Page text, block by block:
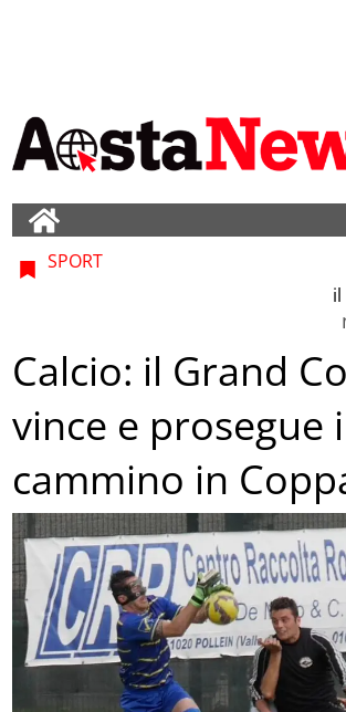
SPORT
il
Calcio: il Grand
vince e prosegue
cammino in